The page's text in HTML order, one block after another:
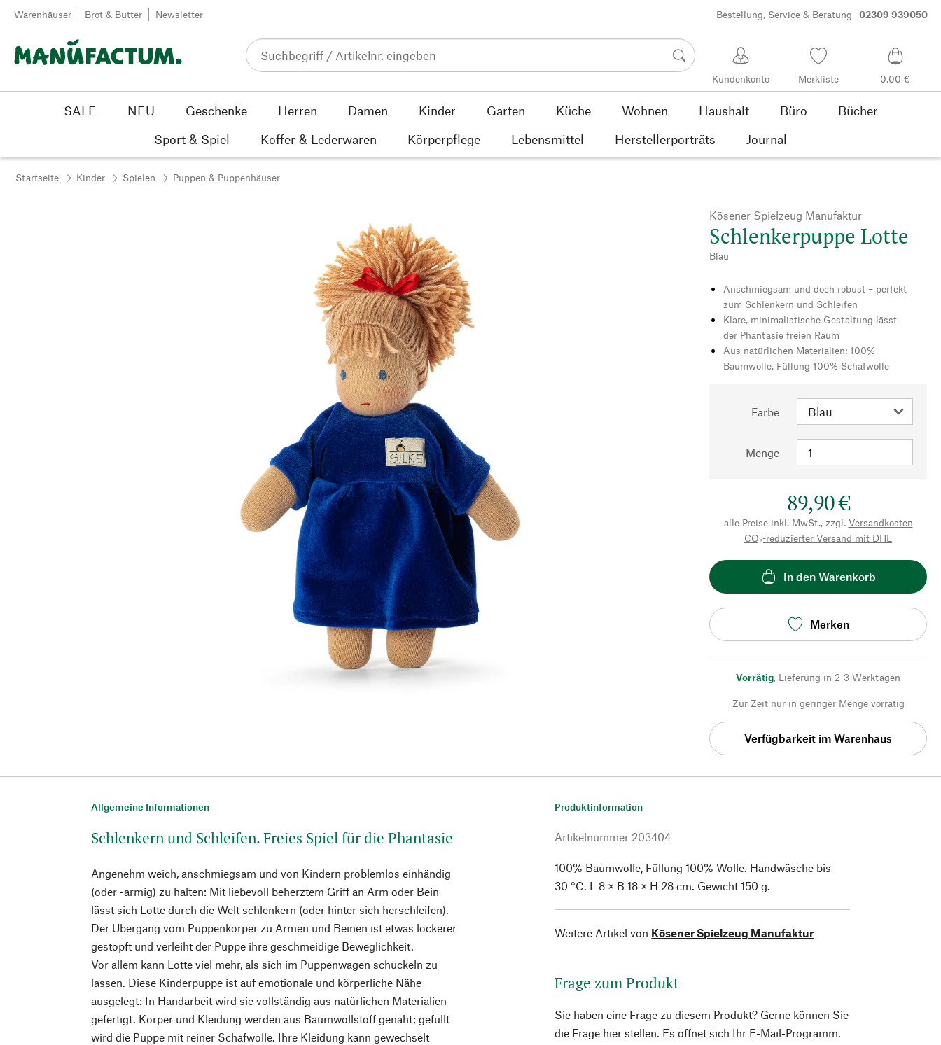
Zum Inhalt springen
Warenhäuser Brot & Butter Newsletter Bestellung, Service & Beratung 02309 939050
Kundenkonto Merkliste 0,00 €
SALE NEU Geschenke Herren Damen Kinder Garten Küche Wohnen Haushalt Büro
Bücher
Sport & Spiel
Koffer & Lederwaren Körperpflege Lebensmittel Herstellerporträts Journal
Startseite Kinder Spielen Puppen & Puppenhäuser
Kösener Spielzeug Manufaktur
Schlenkerpuppe Lotte
Blau
Anschmiegsam und doch robust – perfekt
zum Schlenkern und Schleifen
Klare, minimalistische Gestaltung lässt
der Phantasie freien Raum
Aus natürlichen Materialien: 100%
Baumwolle, Füllung 100% Schafwolle
Farbe
Menge
89,90 €
alle Preise inkl. MwSt., zzgl. Versandkosten
CO₂-reduzierter Versand mit DHL
In den Warenkorb
Merken
Vorrätig, Lieferung in 2-3 Werktagen
Zur Zeit nur in geringer Menge vorrätig
Verfügbarkeit im Warenhaus
Allgemeine Informationen
Schlenkern und Schleifen. Freies Spiel für die Phantasie
Angenehm weich, anschmiegsam und von Kindern problemlos einhändig
(oder -armig) zu halten: Mit liebevoll beherztem Griff an Arm oder Bein
lässt sich Lotte durch die Welt schlenkern (oder hinter sich herschleifen).
Der Übergang vom Puppenkörper zu Armen und Beinen ist etwas lockerer
gestopft und verleiht der Puppe ihre geschmeidige Beweglichkeit.
Vor allem kann Lotte viel mehr, als sich im Puppenwagen schuckeln zu
lassen. Diese Kinderpuppe ist auf emotionale und körperliche Nähe
ausgelegt: In Handarbeit wird sie vollständig aus natürlichen Materialien
gefertigt. Körper und Kleidung werden aus Baumwollstoff genäht; gefüllt
wird die Puppe mit reiner Schafwolle. Ihre Kleidung kann gewechselt
Produktinformation
Artikelnummer 203404
100% Baumwolle, Füllung 100% Wolle. Handwäsche bis
30 °C. L 8 × B 18 × H 28 cm. Gewicht 150 g.
Weitere Artikel von Kösener Spielzeug Manufaktur
Frage zum Produkt
Sie haben eine Frage zu diesem Produkt? Gerne können Sie
die Frage hier stellen. Es öffnet sich Ihr E-Mail-Programm.